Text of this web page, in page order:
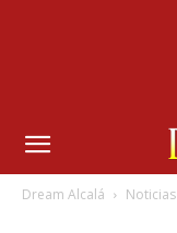
Dream Alcalá Noticias